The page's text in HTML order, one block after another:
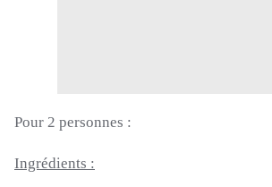
Pour 2 personnes :
Ingrédients :